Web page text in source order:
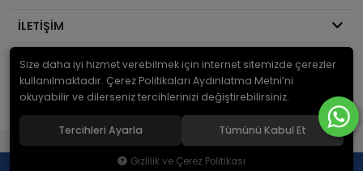
İLETİŞİM
© 2026Mekanik Sepeti. Bir Serdaroğlu A.Ş markasıdır ve tüm hakları
saklıdır.
Yeni Nesil E-Ticaret Sistemleri ile Hazırlanmıştır.
Size daha iyi hizmet verebilmek için internet sitemizde çerezler
kullanılmaktadır. Çerez Politikaları Aydınlatma Metni’ni
okuyabilir ve dilerseniz tercihlerinizi değiştirebilirsiniz.
Tercihleri Ayarla Tümünü Kabul Et
Gizlilik ve Çerez Politikası